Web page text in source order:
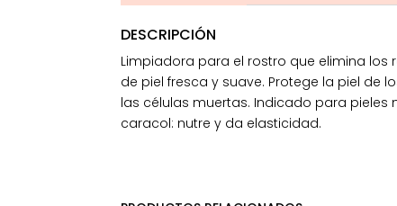
DESCRIPCIÓN
Limpiadora para el rostro que elimina
de piel fresca y suave. Protege la piel de
las células muertas. Indicado para pieles
caracol: nutre y da elasticidad.